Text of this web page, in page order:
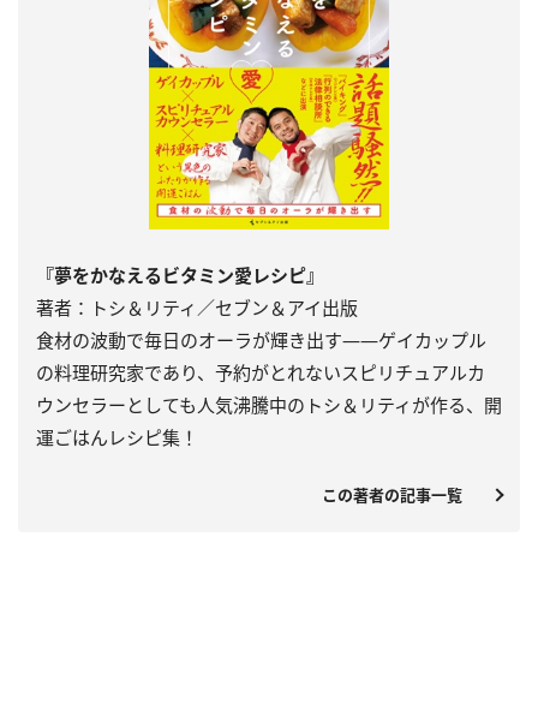
『夢をかなえるビタミン愛レシピ』
著者：トシ＆リティ／セブン＆アイ出版
食材の波動で毎日のオーラが輝き出す――ゲイカップル
の料理研究家であり、予約がとれないスピリチュアルカ
ウンセラーとしても人気沸騰中のトシ＆リティが作る、開
運ごはんレシピ集！
この著者の記事一覧